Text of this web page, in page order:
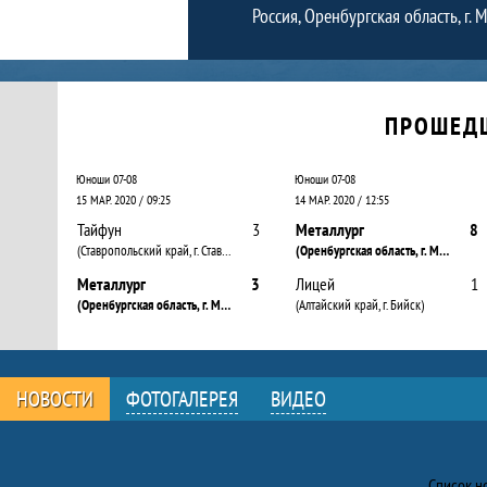
Россия, Оренбургская область, г.
Календарь прошедших и будущих матчей
Юноши 07-08
15 МАР. 2020 / 09:25
Тайфун
(Ставропольский край, г. Ставрополь)
3
Металлург
(Оренбургская область, г. Медногорск)
3
Юноши 07-08
14 МАР. 2020 / 12:55
Металлург
(Оренбургская область, г. Медногорск)
8
Лицей
(Алтайский край, г. Бийск)
1
НОВОСТИ ФОТОГАЛЕРЕЯ ВИДЕО